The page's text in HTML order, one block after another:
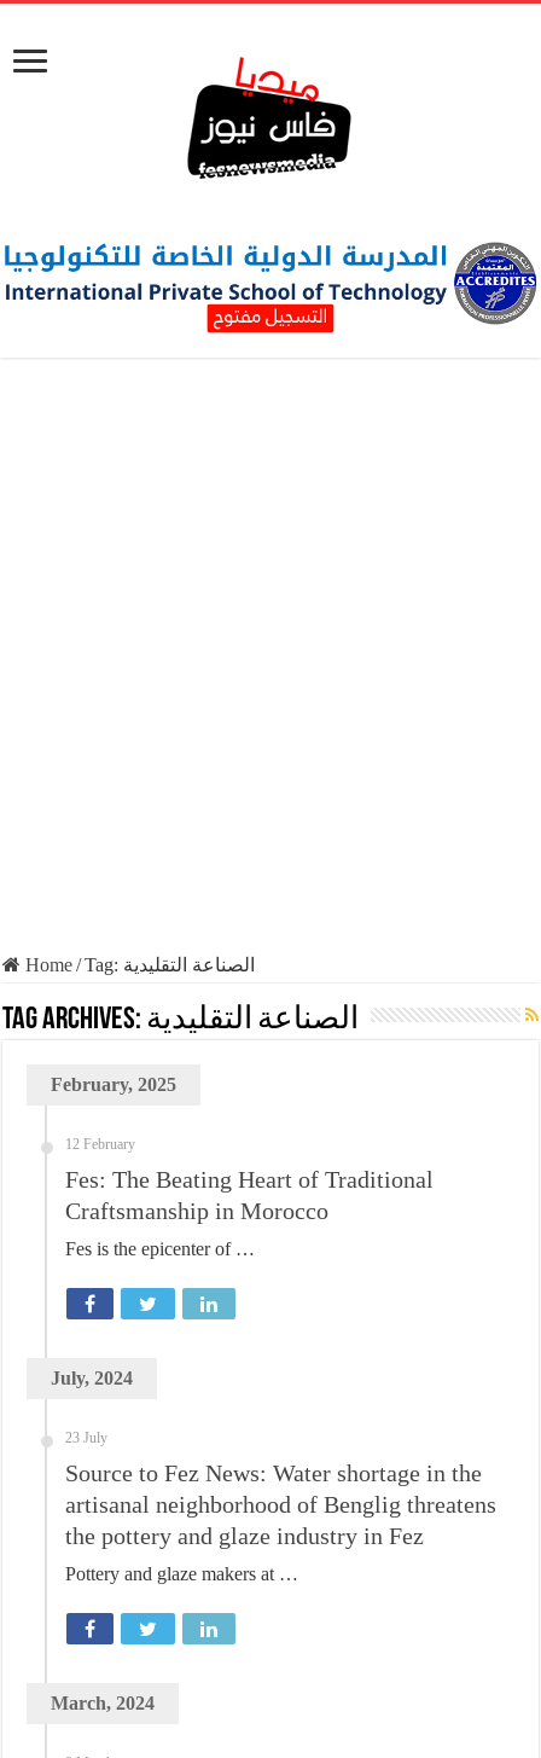
Home/Tag: الصناعة التقليدية
Tag Archives: الصناعة التقليدية
February, 2025
12 February
Fes: The Beating Heart of Traditional
Craftsmanship in Morocco
Fes is the epicenter of …
July, 2024
23 July
Source to Fez News: Water shortage in the
artisanal neighborhood of Benglig threatens
the pottery and glaze industry in Fez
Pottery and glaze makers at …
March, 2024